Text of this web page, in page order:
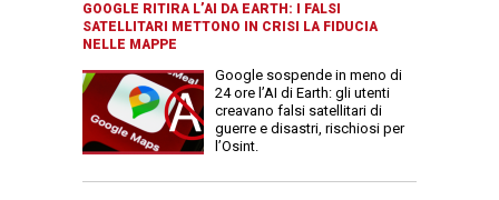
GOOGLE RITIRA L’AI DA EARTH: I FALSI
SATELLITARI METTONO IN CRISI LA FIDUCIA
NELLE MAPPE
Google sospende in meno di
24 ore l’AI di Earth: gli utenti
creavano falsi satellitari di
guerre e disastri, rischiosi per
l’Osint.